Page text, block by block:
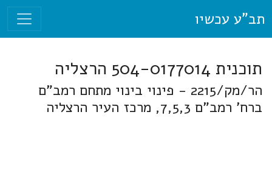
תב"ע עכשיו
תוכנית 504-0177014 הרצליה
הר/מק/2215 - פינוי בינוי מתחם רמב"ם
ברח' רמב"ם 7,5,3, מרכז העיר הרצליה